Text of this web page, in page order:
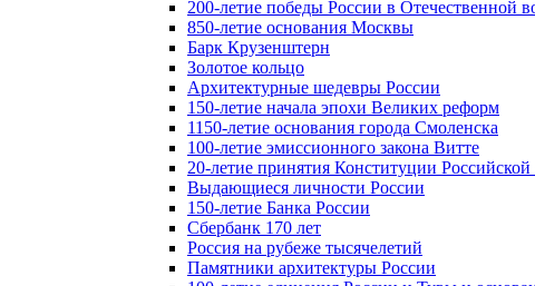
200-летие победы России в Отечественной
850-летие основания Москвы
Барк Крузенштерн
Золотое кольцо
Архитектурные шедевры России
150-летие начала эпохи Великих реформ
1150-летие основания города Смоленска
100-летие эмиссионного закона Витте
20-летие принятия Конституции
Выдающиеся личности России
150-летие Банка России
Сбербанк 170 лет
Россия на рубеже тысячелетий
Памятники архитектуры России